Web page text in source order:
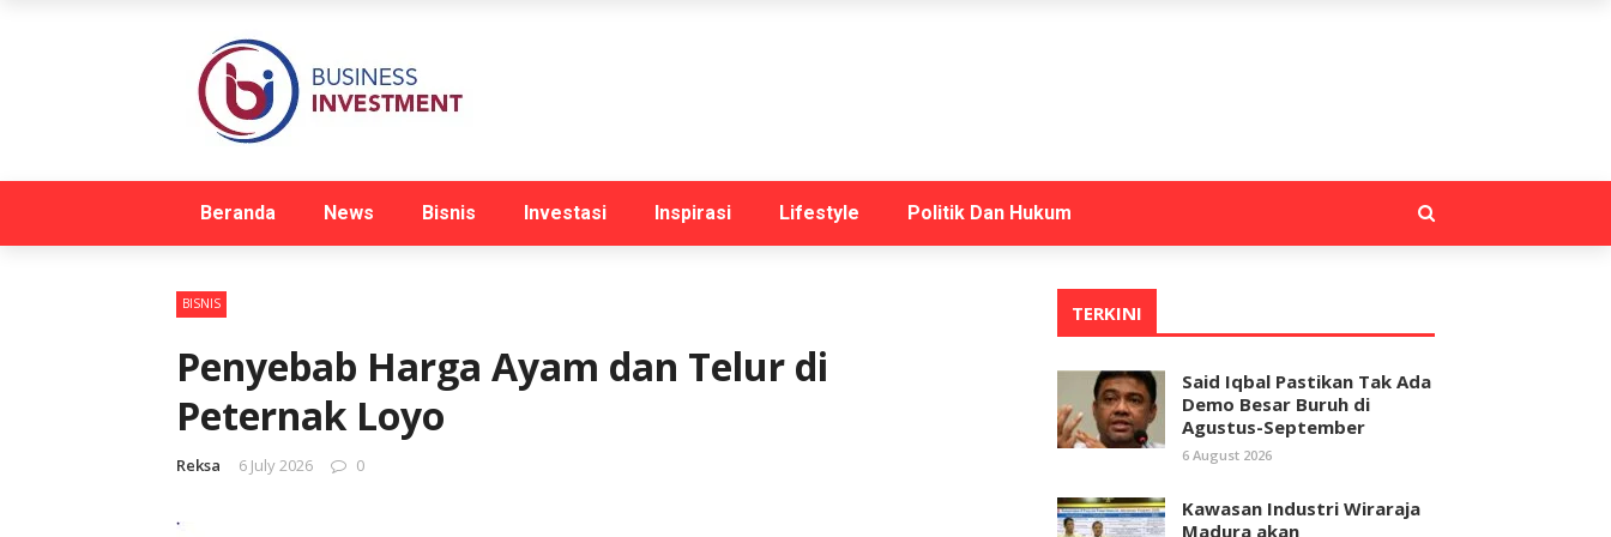
Beranda News Bisnis Investasi Inspirasi Lifestyle Politik Dan Hukum
BISNIS
Penyebab Harga Ayam dan Telur di
Peternak Loyo
Reksa 6 July 2026 0
TERKINI
Said Iqbal Pastikan Tak Ada
Demo Besar Buruh di
Agustus-September
6 August 2026
Kawasan Industri Wiraraja
Madura akan